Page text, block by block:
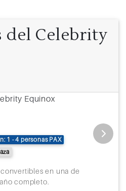
del Celebrity
1 - 4 personas PAX
en una de
completo.